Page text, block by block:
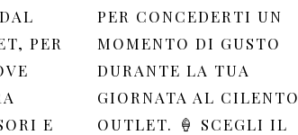
PER
E
PER CONCEDERTI UN
MOMENTO DI GUSTO
DURANTE LA TUA
GIORNATA AL CILENTO
OUTLET. 🍦 SCEGLI IL